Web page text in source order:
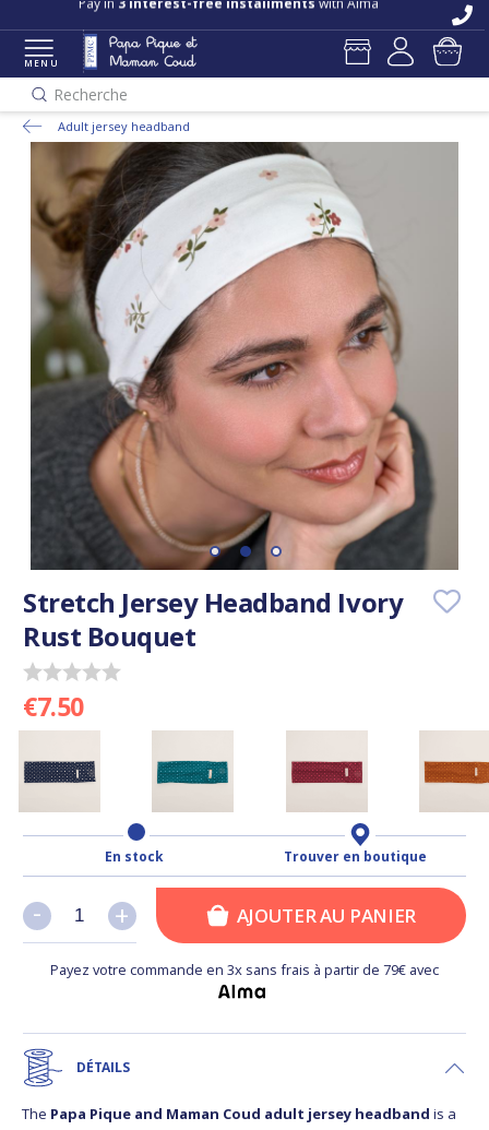
Pay in 3 interest-free installments with Alma
MENU
Recherche
Adult jersey headband
Stretch Jersey Headband Ivory
Rust Bouquet
€7.50
En stock Trouver en boutique
+
- +
- AJOUTER AU PANIER
Payez votre commande en 3x sans frais à partir de 79€ avec
DÉTAILS
The Papa Pique and Maman Coud adult jersey headband is a